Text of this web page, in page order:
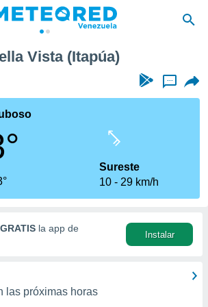
Vista (Itapúa)
...
Sureste
10
29 km/h
GRATIS la app de
Instalar
las próximas horas